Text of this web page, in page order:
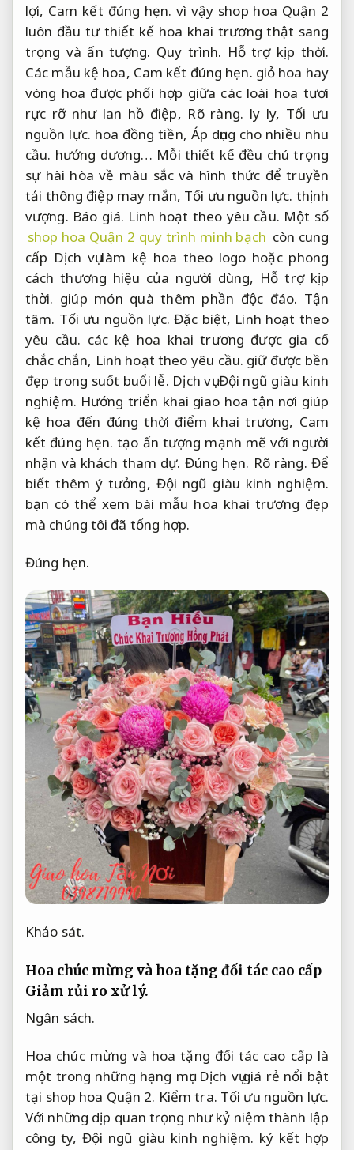
lợi, Cam kết đúng hẹn. vì vậy shop hoa Quận 2
luôn đầu tư thiết kế hoa khai trương thật sang
trọng và ấn tượng. Quy trình. Hỗ trợ kịp thời.
Các mẫu kệ hoa, Cam kết đúng hẹn. giỏ hoa hay
vòng hoa được phối hợp giữa các loài hoa tươi
rực rỡ như lan hồ điệp, Rõ ràng. ly ly, Tối ưu
nguồn lực. hoa đồng tiền, Áp dụng cho nhiều nhu
cầu. hướng dương… Mỗi thiết kế đều chú trọng
sự hài hòa về màu sắc và hình thức để truyền
tải thông điệp may mắn, Tối ưu nguồn lực. thịnh
vượng. Báo giá. Linh hoạt theo yêu cầu. Một số
shop hoa Quận 2 quy trình minh bạch còn cung
cấp Dịch vụ làm kệ hoa theo logo hoặc phong
cách thương hiệu của người dùng, Hỗ trợ kịp
thời. giúp món quà thêm phần độc đáo. Tận
tâm. Tối ưu nguồn lực. Đặc biệt, Linh hoạt theo
yêu cầu. các kệ hoa khai trương được gia cố
chắc chắn, Linh hoạt theo yêu cầu. giữ được bền
đẹp trong suốt buổi lễ. Dịch vụ. Đội ngũ giàu kinh
nghiệm. Hướng triển khai giao hoa tận nơi giúp
kệ hoa đến đúng thời điểm khai trương, Cam
kết đúng hẹn. tạo ấn tượng mạnh mẽ với người
nhận và khách tham dự. Đúng hẹn. Rõ ràng. Để
biết thêm ý tưởng, Đội ngũ giàu kinh nghiệm.
bạn có thể xem bài mẫu hoa khai trương đẹp
mà chúng tôi đã tổng hợp.
Đúng hẹn.
Khảo sát.
Hoa chúc mừng và hoa tặng đối tác cao cấp
Giảm rủi ro xử lý.
Ngân sách.
Hoa chúc mừng và hoa tặng đối tác cao cấp là
một trong những hạng mục Dịch vụ giá rẻ nổi bật
tại shop hoa Quận 2. Kiểm tra. Tối ưu nguồn lực.
Với những dịp quan trọng như kỷ niệm thành lập
công ty,Đội ngũ giàu kinh nghiệm. ký kết hợp